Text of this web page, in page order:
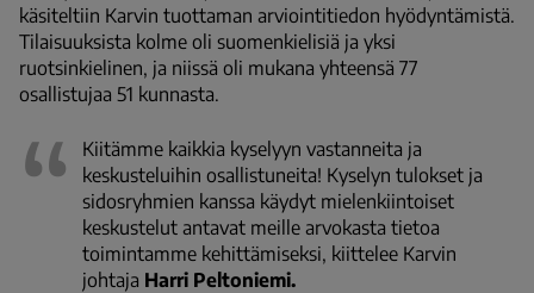
käsiteltiin Karvin tuottaman arviointitiedon hyödyntämistä.
Tilaisuuksista kolme oli suomenkielisiä ja yksi
ruotsinkielinen, ja niissä oli mukana yhteensä 77
osallistujaa 51 kunnasta.
Kiitämme kaikkia kyselyyn vastanneita ja
keskusteluihin osallistuneita! Kyselyn tulokset ja
sidosryhmien kanssa käydyt mielenkiintoiset
keskustelut antavat meille arvokasta tietoa
toimintamme kehittämiseksi, kiittelee Karvin
johtaja Harri Peltoniemi.